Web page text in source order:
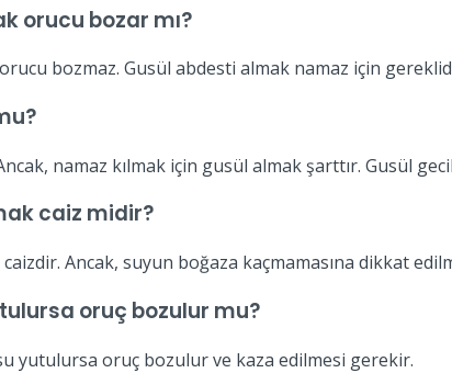
orucu bozar mı?
bozmaz. Gusül abdesti almak namaz için
namaz kılmak için gusül almak şarttır. Gusül
caiz midir?
Ancak, suyun boğaza kaçmamasına dikkat
oruç bozulur mu?
su yutulursa oruç bozulur ve kaza edilmesi gerekir.